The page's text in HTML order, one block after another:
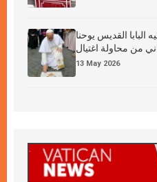
البابا القديس يوحنا
من محاولة اغتيال
13 May 2026